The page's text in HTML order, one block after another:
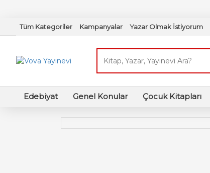
Tüm Kategoriler Kampanyalar Yazar Olmak İstiyorum
Edebiyat Genel Konular Çocuk Kitapları